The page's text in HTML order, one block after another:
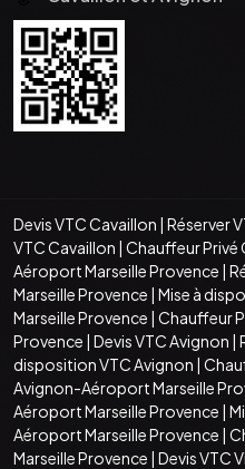
Devis VTC Cavaillon | Réserver
VTC Cavaillon | Chauffeur Privé
Aéroport Marseille Provence |
Marseille Provence | Mise à
Marseille Provence | Chauffeur
Provence | Devis VTC Avignon |
disposition VTC Avignon |
Avignon-Aéroport Marseille
Aéroport Marseille Provence |
Aéroport Marseille Provence |
Marseille Provence | Devis VTC